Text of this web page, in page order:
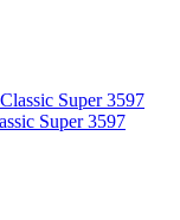
Super 3597